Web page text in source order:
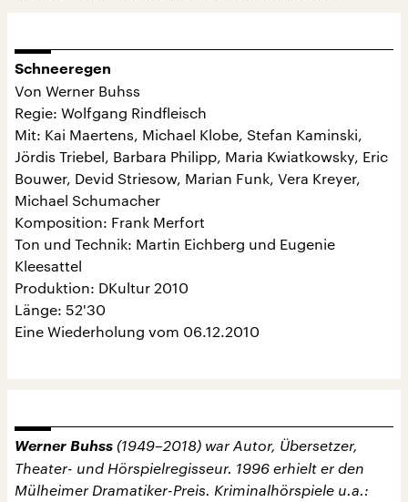
Schneeregen
Von Werner Buhss
Regie: Wolfgang Rindfleisch
Mit: Kai Maertens, Michael Klobe, Stefan Kaminski,
Jördis Triebel, Barbara Philipp, Maria Kwiatkowsky, Eric
Bouwer, Devid Striesow, Marian Funk, Vera Kreyer,
Michael Schumacher
Komposition: Frank Merfort
Ton und Technik: Martin Eichberg und Eugenie
Kleesattel
Produktion: DKultur 2010
Länge: 52'30
Eine Wiederholung vom 06.12.2010
Werner Buhss (1949–2018) war Autor, Übersetzer,
Theater- und Hörspielregisseur. 1996 erhielt er den
Mülheimer Dramatiker-Preis. Kriminalhörspiele u.a.: